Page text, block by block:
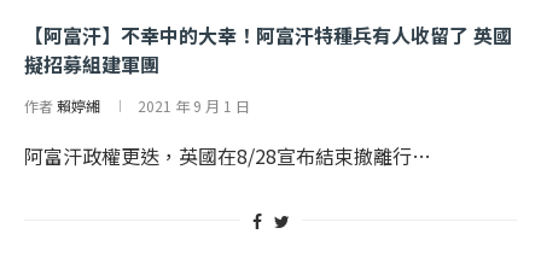
【阿富汗】不幸中的大幸！阿富汗特種兵有人收留了 英國
擬招募組建軍團
作者賴婷緗 2021 年 9 月 1 日
阿富汗政權更迭，英國在8/28宣布結束撤離行…